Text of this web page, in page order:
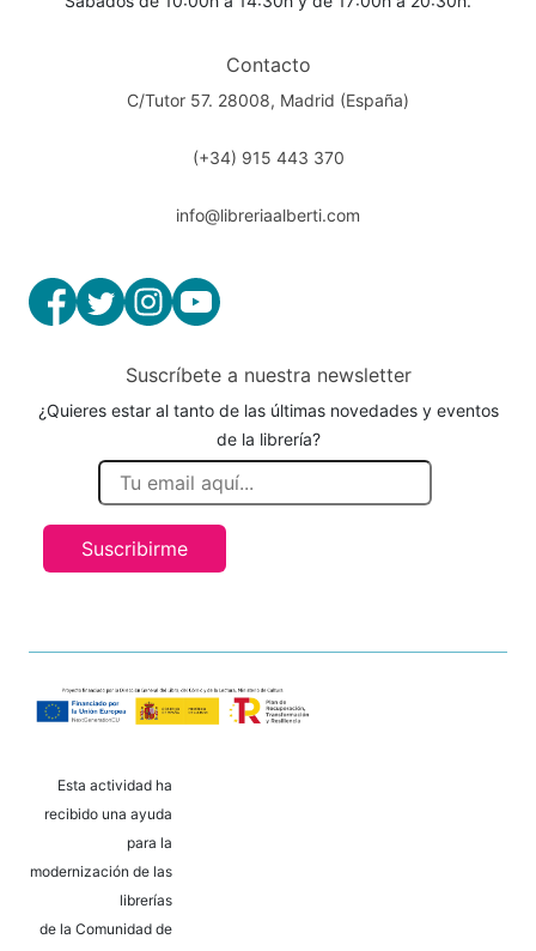
Contacto
C/Tutor 57. 28008, Madrid (España)
(+34) 915 443 370
info@libreriaalberti.com
Suscríbete a nuestra newsletter
¿Quieres estar al tanto de las últimas novedades y eventos
de la librería?
Suscribirme
Esta actividad ha
recibido una ayuda
para la
modernización de las
librerías
de la Comunidad de